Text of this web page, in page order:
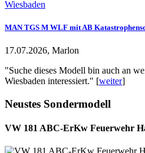
MAN TGS M WLF mit AB
17.07.2026, Marlon
"Suche dieses Modell bin auch an
Wiesbaden interessiert." [weiter]
Neustes Sondermodell
VW 181 ABC-ErKw Feuerwehr